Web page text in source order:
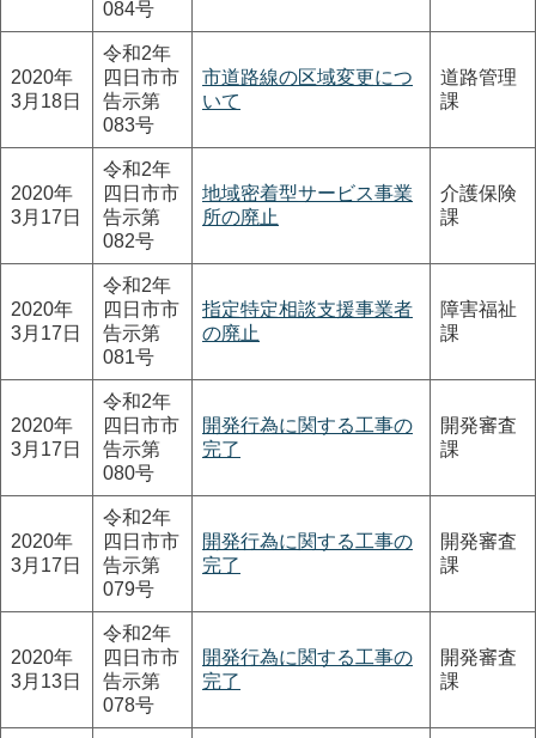
084号
2020年
3月18日
令和2年
四日市市
告示第
083号
市道路線の区域変更につ
いて
道路管理
課
2020年
3月17日
令和2年
四日市市
告示第
082号
地域密着型サービス事業
所の廃止
介護保険
課
2020年
3月17日
令和2年
四日市市
告示第
081号
指定特定相談支援事業者
の廃止
障害福祉
課
2020年
3月17日
令和2年
四日市市
告示第
080号
開発行為に関する工事の
完了
開発審査
課
2020年
3月17日
令和2年
四日市市
告示第
079号
開発行為に関する工事の
完了
開発審査
課
2020年
3月13日
令和2年
四日市市
告示第
078号
開発行為に関する工事の
完了
開発審査
課